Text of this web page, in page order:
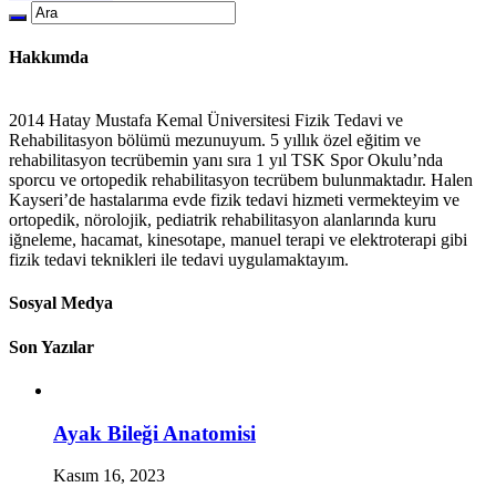
Hakkımda
2014 Hatay Mustafa Kemal Üniversitesi Fizik Tedavi ve
Rehabilitasyon bölümü mezunuyum. 5 yıllık özel eğitim ve
rehabilitasyon tecrübemin yanı sıra 1 yıl TSK Spor Okulu’nda
sporcu ve ortopedik rehabilitasyon tecrübem bulunmaktadır. Halen
Kayseri’de hastalarıma evde fizik tedavi hizmeti vermekteyim ve
ortopedik, nörolojik, pediatrik rehabilitasyon alanlarında kuru
iğneleme, hacamat, kinesotape, manuel terapi ve elektroterapi gibi
fizik tedavi teknikleri ile tedavi uygulamaktayım.
Sosyal Medya
Son Yazılar
Ayak Bileği Anatomisi
Kasım 16, 2023